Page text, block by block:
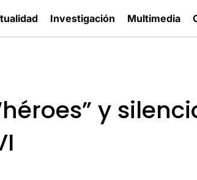
Investigación Multimedia
y